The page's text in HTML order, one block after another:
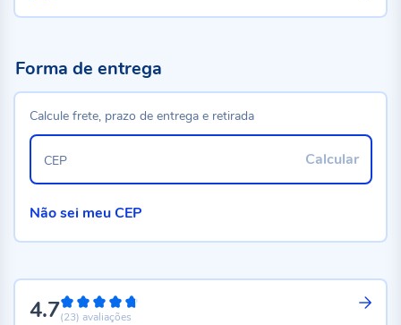
4.794%
(23) avaliações
Forma de entrega
Calcule frete, prazo de entrega e retirada
Calcular
CEP
Não sei meu CEP